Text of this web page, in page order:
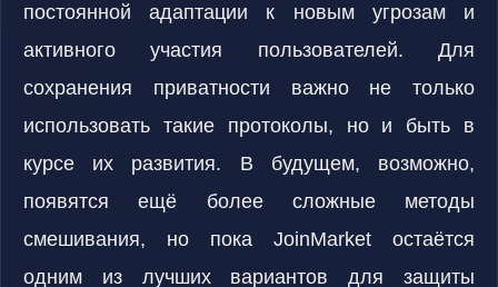
постоянной адаптации к новым угрозам и
активного участия пользователей. Для
сохранения приватности важно не только
использовать такие протоколы, но и быть в
курсе их развития. В будущем, возможно,
появятся ещё более сложные методы
смешивания, но пока JoinMarket остаётся
одним из лучших вариантов для защиты